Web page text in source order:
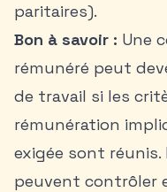
paritaires).
Bon à savoir : Une
rémunéré peut
de travail si les
rémunération
exigée sont
peuvent contrôler